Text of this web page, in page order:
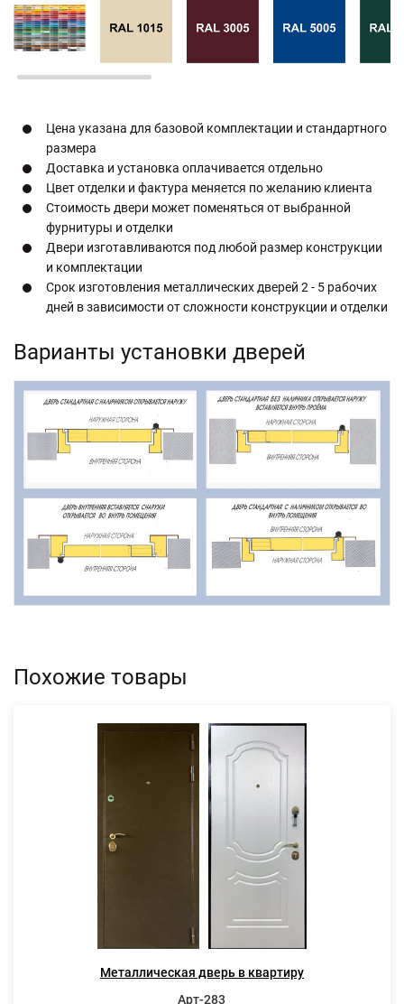
Цена указана для базовой комплектации и стандартного
размера
Доставка и установка оплачивается отдельно
Цвет отделки и фактура меняется по желанию клиента
Стоимость двери может поменяться от выбранной
фурнитуры и отделки
Двери изготавливаются под любой размер конструкции
и комплектации
Срок изготовления металлических дверей 2 - 5 рабочих
дней в зависимости от сложности конструкции и отделки
Варианты установки дверей
Похожие товары
Металлическая дверь в квартиру
Арт-283